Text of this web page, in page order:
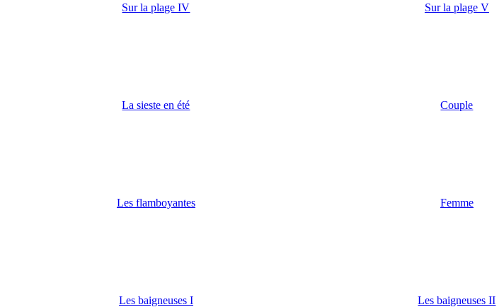
Sur la plage IV Sur la plage V
La sieste en été Couple
Les flamboyantes Femme
Les baigneuses I Les baigneuses II